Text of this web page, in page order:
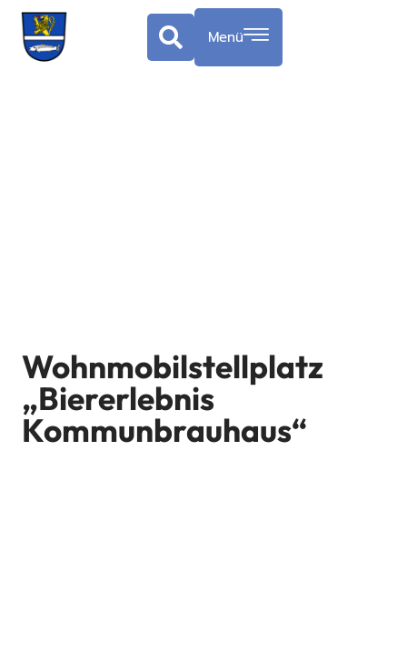
Menü
Wohnmobilstellplatz
„Biererlebnis
Kommunbrauhaus“